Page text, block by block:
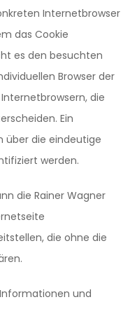
Internetbrowser
das Cookie
es den besuchten
Browser der
die
Ein
über die eindeutige
werden.
die Rainer Wagner
die ohne die
und